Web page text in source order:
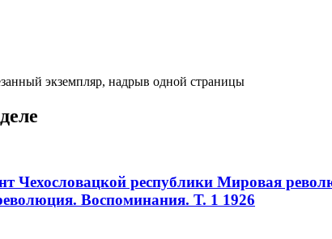
экземпляр, надрыв одной страницы
Чехословацкой республики Мировая
Воспоминания. Т. 1 1926